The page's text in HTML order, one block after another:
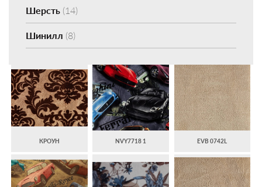
Шерсть (14)
Шинилл (8)
КРОУН NVY7718 1 EVB 0742L